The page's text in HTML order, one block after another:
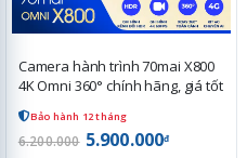
Camera hành trình 70mai X800
4K Omni 360° chính hãng, giá tốt
Bảo hành 12 tháng
6.200.000 5.900.000đ